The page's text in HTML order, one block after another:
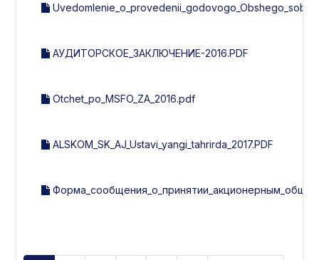
АУДИТОРСКОЕ_ЗАКЛЮЧЕНИЕ-2016.PDF
Otchet_po_MSFO_ZA_2016.pdf
ALSKOM_SK_AJ_Ustavi_yangi_tahrirda_2017.PDF